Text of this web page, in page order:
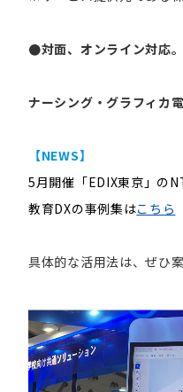
●対面、オンライン対応。
ナーシング・グラフィカ
【NEWS】
5月開催「EDIX東京」の
教育DXの事例集はこちら
具体的な活用法は、ぜひ